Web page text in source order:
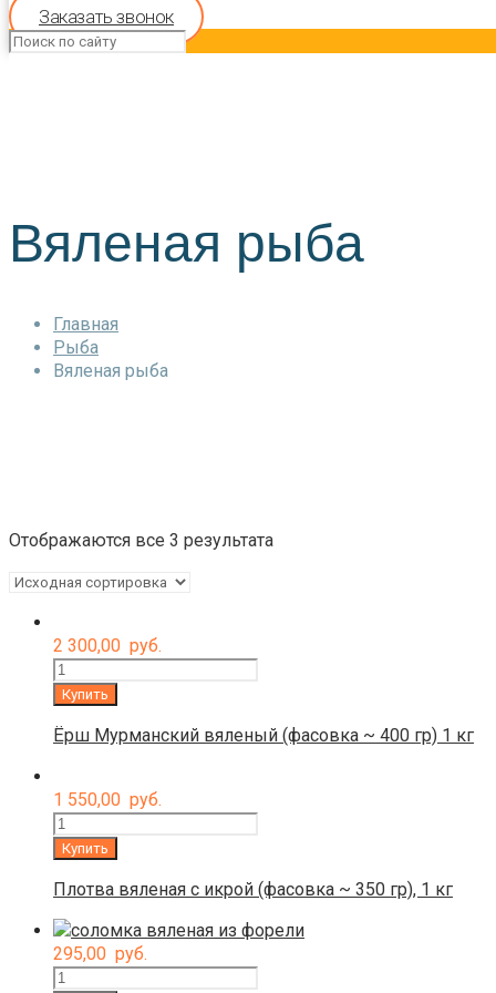
Заказать звонок
Вяленая рыба
Главная
Рыба
Вяленая рыба
Отображаются все 3 результата
2 300,00 руб.
Количество
Купить
Ёрш Мурманский вяленый (фасовка ~ 400 гр) 1 кг
1 550,00 руб.
Количество
Купить
Плотва вяленая с икрой (фасовка ~ 350 гр), 1 кг
295,00 руб.
Количество